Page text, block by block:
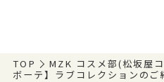
TOP MZK コスメ部(松坂屋
ボーテ】ラブコレクションの